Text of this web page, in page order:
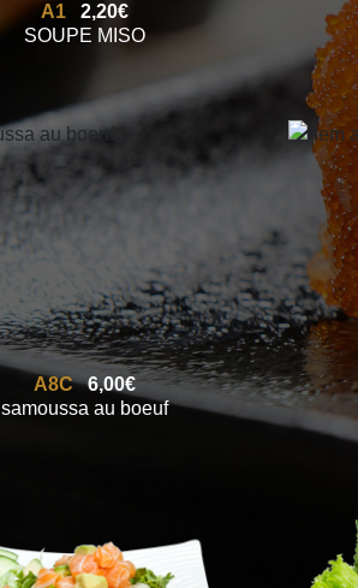
A12,20€
SOUPE MISO
A8C6,00€
samoussa au boeuf